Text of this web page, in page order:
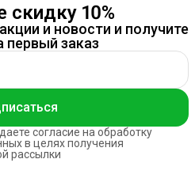
скидку 10%
и новости и получите
первый заказ
согласие на обработку
в целях получения
рассылки